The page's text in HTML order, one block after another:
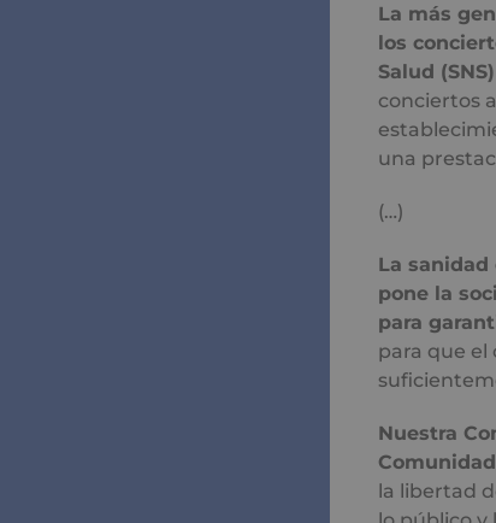
La más
los
Salud
conciertos
una
(…)
La
pone la
para
para que el
Nuestra
la libertad